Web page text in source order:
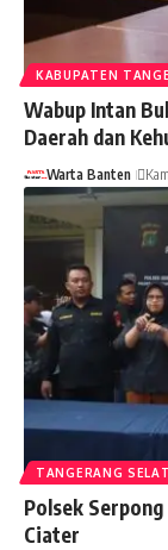
KABUPATEN
Wabup Intan
Daerah dan
Warta Banten
TANGERANG
Polsek
Ciater